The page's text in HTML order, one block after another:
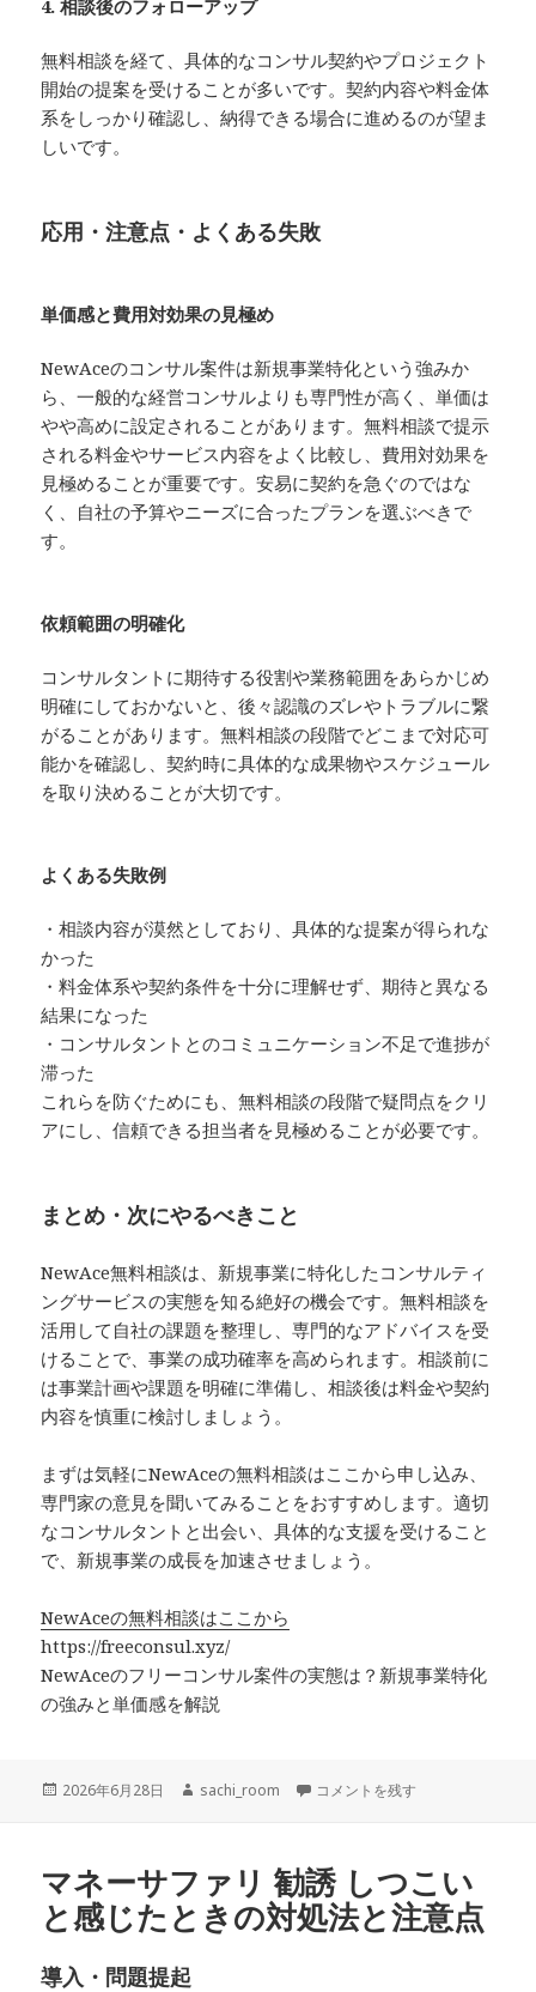
4. 相談後のフォローアップ
無料相談を経て、具体的なコンサル契約やプロジェクト
開始の提案を受けることが多いです。契約内容や料金体
系をしっかり確認し、納得できる場合に進めるのが望ま
しいです。
応用・注意点・よくある失敗
単価感と費用対効果の見極め
NewAceのコンサル案件は新規事業特化という強みか
ら、一般的な経営コンサルよりも専門性が高く、単価は
やや高めに設定されることがあります。無料相談で提示
される料金やサービス内容をよく比較し、費用対効果を
見極めることが重要です。安易に契約を急ぐのではな
く、自社の予算やニーズに合ったプランを選ぶべきで
す。
依頼範囲の明確化
コンサルタントに期待する役割や業務範囲をあらかじめ
明確にしておかないと、後々認識のズレやトラブルに繋
がることがあります。無料相談の段階でどこまで対応可
能かを確認し、契約時に具体的な成果物やスケジュール
を取り決めることが大切です。
よくある失敗例
・相談内容が漠然としており、具体的な提案が得られな
かった
・料金体系や契約条件を十分に理解せず、期待と異なる
結果になった
・コンサルタントとのコミュニケーション不足で進捗が
滞った
これらを防ぐためにも、無料相談の段階で疑問点をクリ
アにし、信頼できる担当者を見極めることが必要です。
まとめ・次にやるべきこと
NewAce無料相談は、新規事業に特化したコンサルティ
ングサービスの実態を知る絶好の機会です。無料相談を
活用して自社の課題を整理し、専門的なアドバイスを受
けることで、事業の成功確率を高められます。相談前に
は事業計画や課題を明確に準備し、相談後は料金や契約
内容を慎重に検討しましょう。
まずは気軽にNewAceの無料相談はここから申し込み、
専門家の意見を聞いてみることをおすすめします。適切
なコンサルタントと出会い、具体的な支援を受けること
で、新規事業の成長を加速させましょう。
NewAceの無料相談はここから
https://freeconsul.xyz/
NewAceのフリーコンサル案件の実態は？新規事業特化
の強みと単価感を解説
投
2026年6月28日
作
sachi_room NewAce無料相談で知る新規事
コメントを残す
マネーサファリ 勧誘 しつこい
と感じたときの対処法と注意点
導入・問題提起